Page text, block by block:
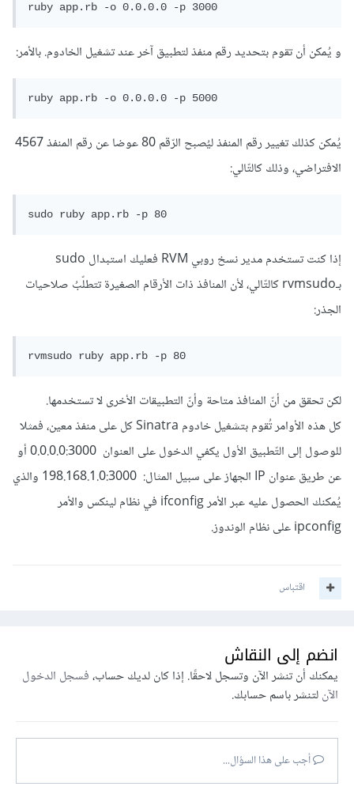
ruby app.rb -o 0.0.0.0 -p 3000
و يُمكن أن تقوم بتحديد رقم منفذ لتطبيق آخر عند تشغيل الخادوم. بالأمر:
ruby app.rb -o 0.0.0.0 -p 5000
يُمكن كذلك تغيير رقم المنفذ ليُصبح الرّقم 80 عوضا عن رقم المنفذ 4567
الافتراضي، وذلك كالتّالي:
sudo ruby app.rb -p 80
إذا كنت تستخدم مدير نسخ روبي RVM فعليك استبدال sudo
بـrvmsudo كالتّالي، لأن المنافذ ذات الأرقام الصغيرة تتطلّبُ صلاحيات
الجذر:
rvmsudo ruby app.rb -p 80
لكن تحقق من أنّ المنافذ متاحة وأنّ التطبيقات الأخرى لا تستخدمها.
كل هذه الأوامر تُقوم بتشغيل خادوم Sinatra كل على منفذ معين، فمثلا
للوصول إلى التّطبيق الأول يكفي الدخول على العنوان 0.0.0.0:3000 أو
عن طريق عنوان IP الجهاز على سبيل المثال: 198.168.1.0:3000 والذي
يُمكنك الحصول عليه عبر الأمر ifconfig في نظام لينكس والأمر
ipconfig على نظام الوندوز.
اقتباس
انضم إلى النقاش
يمكنك أن تنشر الآن وتسجل لاحقًا. إذا كان لديك حساب،فسجل الدخول
الآنلتنشر باسم حسابك.
أجب على هذا السؤال...